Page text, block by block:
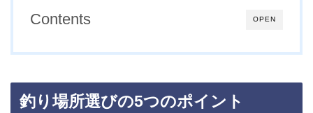
OPEN
Contents
釣り場所選びの5つのポイント